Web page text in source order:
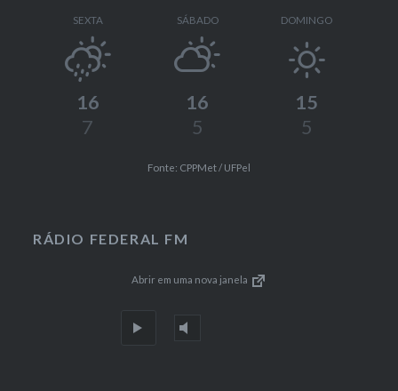
SEXTA
16
7
SÁBADO
16
5
DOMINGO
15
5
Fonte: CPPMet / UFPel
RÁDIO FEDERAL FM
Abrir em uma nova janela